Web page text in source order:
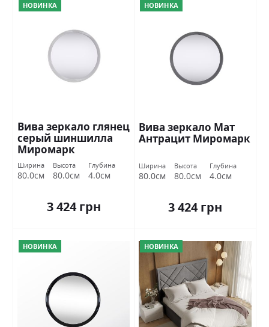
НОВИНКА
Вива зеркало глянец
серый шиншилла
Миромарк
Ширина
80.0см
Высота
80.0см
Глубина
4.0см
3 424 грн
НОВИНКА
Вива зеркало Мат
Антрацит Миромарк
Ширина
80.0см
Высота
80.0см
Глубина
4.0см
3 424 грн
НОВИНКА НОВИНКА